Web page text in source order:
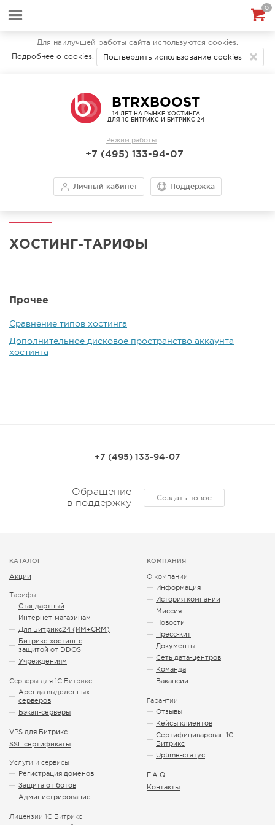
Для наилучшей работы сайта используются cookies.
Подробнее о cookies.
Подтвердить использование cookies
BTRXBOOST
14 ЛЕТ НА РЫНКЕ ХОСТИНГА
ДЛЯ 1С БИТРИКС И БИТРИКС 24
Режим работы
+7 (495) 133-94-07
Личный кабинет Поддержка
ХОСТИНГ-ТАРИФЫ
Прочее
Сравнение типов хостинга
Дополнительное дисковое пространство аккаунта
хостинга
+7 (495) 133-94-07
Обращение
в поддержку
Создать новое
КАТАЛОГ
Акции
Тарифы
Стандартный
Интернет-магазинам
Для Битрикс24 (ИМ+CRM)
Битрикс-хостинг с
защитой от DDOS
Учреждениям
Серверы для 1С Битрикс
Аренда выделенных
серверов
Бэкап-серверы
VPS для Битрикс
SSL сертификаты
Услуги и сервисы
Регистрация доменов
Защита от ботов
Администрирование
Лицензии 1С Битрикс
КОМПАНИЯ
О компании
Информация
История компании
Миссия
Новости
Пресс-кит
Документы
Сеть дата-центров
Команда
Вакансии
Гарантии
Отзывы
Кейсы клиентов
Сертифициварован 1С
Битрикс
Uptime-статус
F.A.Q.
Контакты
0